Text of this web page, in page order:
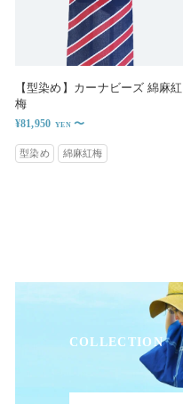
【型染め】カーナビーズ 綿麻紅
梅
¥81,950 〜
型染め 綿麻紅梅
COLLECTION